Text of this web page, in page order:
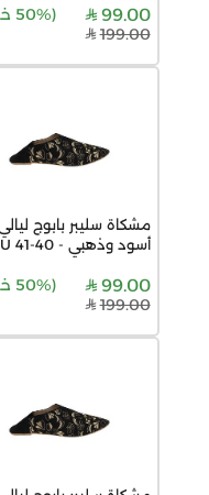
99.00
(50% خصم
199.00
مشكاة سليبر بابوج
أسود وذهبي - 40-41 EU
99.00
(50% خصم
199.00